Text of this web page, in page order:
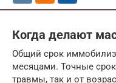
Когда делают
Общий срок
месяцами. Точные
травмы, так и от